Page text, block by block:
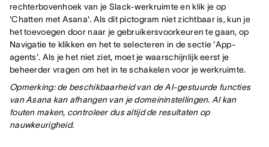
rechterbovenhoek van je Slack-werkruimte en klik je op
'Chatten met Asana'. Als dit pictogram niet zichtbaar is, kun je
het toevoegen door naar je gebruikersvoorkeuren te gaan, op
Navigatie te klikken en het te selecteren in de sectie 'App-
agents'. Als je het niet ziet, moet je waarschijnlijk eerst je
beheerder vragen om het in te schakelen voor je werkruimte.
Opmerking: de beschikbaarheid van de AI-gestuurde functies
van Asana kan afhangen van je domeininstellingen. AI kan
fouten maken, controleer dus altijd de resultaten op
nauwkeurigheid.